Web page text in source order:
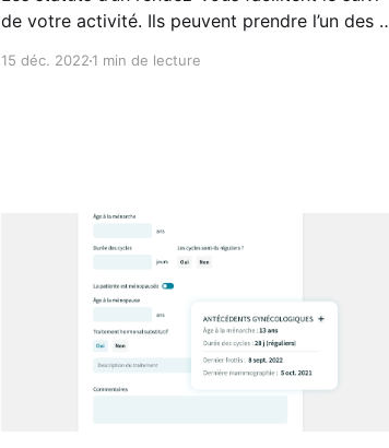
de votre activité. Ils peuvent prendre l’un des 6
15 déc. 20221 min de lecture